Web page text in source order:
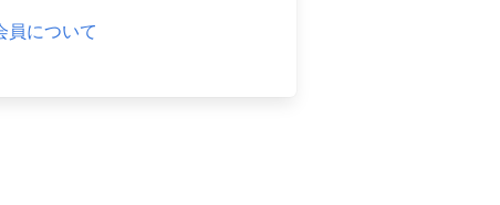
員について